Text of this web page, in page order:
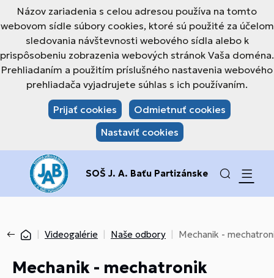
Názov zariadenia s celou adresou používa na tomto
webovom sídle súbory cookies, ktoré sú použité za účelom
sledovania návštevnosti webového sídla alebo k
prispôsobeniu zobrazenia webových stránok Vaša doména.
Prehliadaním a použitím príslušného nastavenia webového
prehliadača vyjadrujete súhlas s ich používaním.
Prijať cookies
Odmietnuť cookies
Nastaviť cookies
SOŠ J. A. Baťu Partizánske
Videogalérie Naše odbory Mechanik -
Mechanik - mechatronik